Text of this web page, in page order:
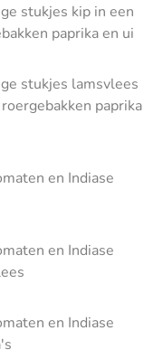
stukjes kip in een
paprika en ui
stukjes lamsvlees
paprika
en Indiase
en Indiase
en Indiase